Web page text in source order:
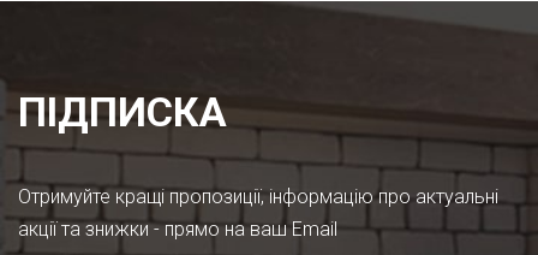
ПІДПИСКА
Отримуйте кращі пропозиції, інформацію про актуальні
акції та знижки - прямо на ваш Email